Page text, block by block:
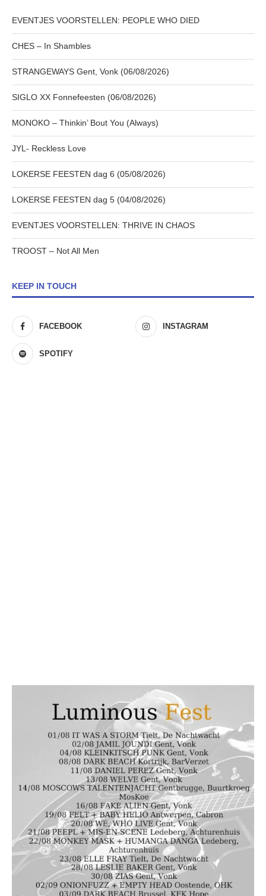
EVENTJES VOORSTELLEN: PEOPLE WHO DIED
CHES – In Shambles
STRANGEWAYS Gent, Vonk (06/08/2026)
SIGLO XX Fonnefeesten (06/08/2026)
MONOKO – Thinkin’ Bout You (Always)
JYL- Reckless Love
LOKERSE FEESTEN dag 6 (05/08/2026)
LOKERSE FEESTEN dag 5 (04/08/2026)
EVENTJES VOORSTELLEN: THRIVE IN CHAOS
TROOST – Not All Men
KEEP IN TOUCH
FACEBOOK INSTAGRAM
SPOTIFY